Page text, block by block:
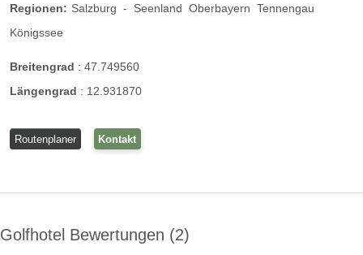
Regionen: Salzburg - Seenland Oberbayern Tennengau
Königssee
Breitengrad : 47.749560
Längengrad : 12.931870
Routenplaner Kontakt
Golfhotel Bewertungen 2